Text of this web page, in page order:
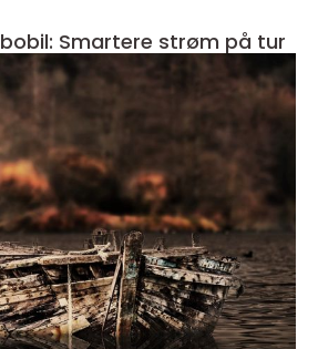
Smartere strøm på tur